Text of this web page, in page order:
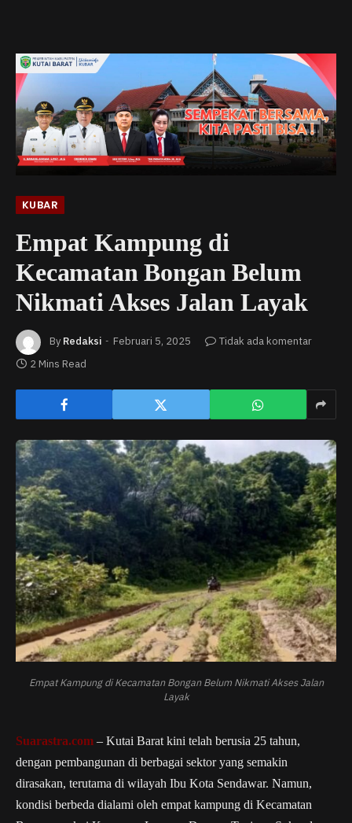
KUBAR
Empat Kampung di
Kecamatan Bongan Belum
Nikmati Akses Jalan Layak
By Redaksi Februari 5, 2025
Tidak ada komentar
2 Mins Read
Empat Kampung di Kecamatan Bongan Belum Nikmati Akses Jalan
Layak
Suarastra.com – Kutai Barat kini telah berusia 25 tahun,
dengan pembangunan di berbagai sektor yang semakin
dirasakan, terutama di wilayah Ibu Kota Sendawar. Namun,
kondisi berbeda dialami oleh empat kampung di Kecamatan